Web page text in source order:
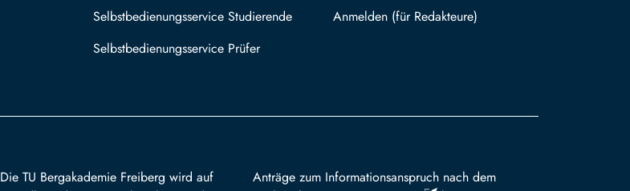
Selbstbedienungsservice Studierende
Selbstbedienungsservice Prüfer
Mit TUBAF Login anmelden
Die TU Bergakademie Freiberg wird auf
Anträge zum Informationsanspruch nach dem